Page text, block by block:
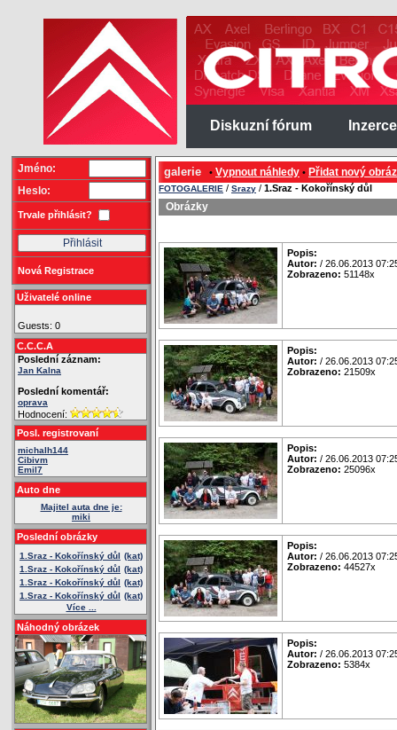
Diskuzní fórum Inzerce
Jméno:
Heslo:
Trvale přihlásit?
Nová Registrace
Uživatelé online
Guests: 0
C.C.C.A
Poslední záznam:
Jan Kalna
Poslední komentář:
oprava
Hodnocení:
Posl. registrovaní
michalh144
Cibivm
Emil7
Auto dne
Majitel auta dne je:
miki
Poslední obrázky
1.Sraz - Kokořínský důl (kat)
1.Sraz - Kokořínský důl (kat)
1.Sraz - Kokořínský důl (kat)
1.Sraz - Kokořínský důl (kat)
Více ...
Náhodný obrázek
galerie • Vypnout náhledy • Přidat nový
FOTOGALERIE / Srazy / 1.Sraz - Kokořínský důl
Obrázky
Popis:
Autor: / 26.06.2013
Zobrazeno: 51148x
Popis:
Autor: / 26.06.2013
Zobrazeno: 21509x
Popis:
Autor: / 26.06.2013
Zobrazeno: 25096x
Popis:
Autor: / 26.06.2013
Zobrazeno: 44527x
Popis:
Autor: / 26.06.2013
Zobrazeno: 5384x